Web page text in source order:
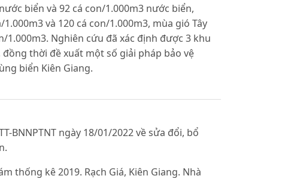
biển và 92 cá con/1.000m3 nước biển,
và 120 cá con/1.000m3, mùa gió Tây
1.000m3. Nghiên cứu đã xác định được 3 khu
thời đề xuất một số giải pháp bảo vệ
biển Kiên Giang.
BNNPTNT ngày 18/01/2022 về sửa đổi, bổ
thống kê 2019. Rạch Giá, Kiên Giang. Nhà